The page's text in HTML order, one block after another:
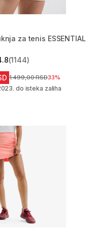
za tenis ESSENTIAL
from 1144 Recenzije
(1144)
Cena pre sniženja
1.499,00 RSD33%
do isteka zaliha